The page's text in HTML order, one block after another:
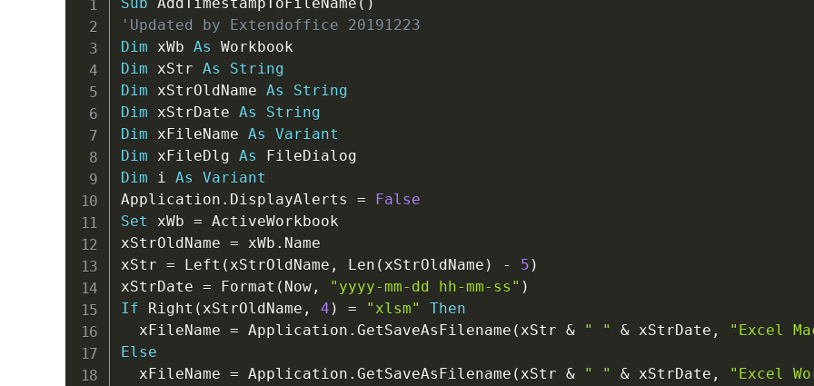
'Updated by Extendoffice 20191223
Dim xWb As
Dim xStr As
String
Dim xStrOldName As
String
Dim xStrDate As
String
Dim xFileName As
Variant
Dim xFileDlg As
Dim i As
Variant
Application . DisplayAlerts =
False
Set xWb = ActiveWorkbook
xStrOldName = xWb . Name
xStr = Left ( xStrOldName , Len ( xStrOldName ) - 5 )
xStrDate = Format ( Now, "yyyy-mm-dd hh-mm-ss" )
If Right ( xStrOldName , 4 ) = "xlsm"
Then
  xFileName
= Application . GetSaveAsFilename ( xStr & " " & xStrDate ,
"Excel
Else
  xFileName
= Application . GetSaveAsFilename ( xStr & " " & xStrDate ,
"Excel